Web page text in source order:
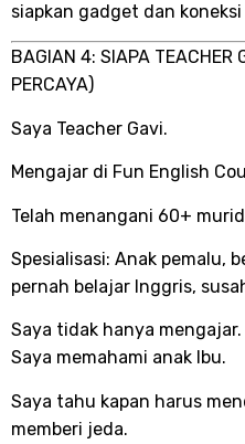
siapkan gadget dan
BAGIAN 4: SIAPA TEACHER
PERCAYA)
Saya Teacher Gavi.
Mengajar di Fun English
Telah menangani 60+
Spesialisasi: Anak pemalu,
pernah belajar Inggris,
Saya tidak hanya mengajar.
Saya memahami anak Ibu.
Saya tahu kapan harus
memberi jeda.